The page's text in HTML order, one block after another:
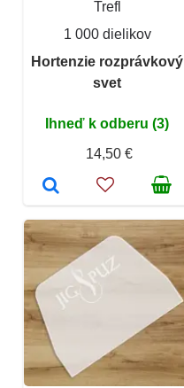
Trefl
1 000 dielikov
Hortenzie rozprávkový
svet
Ihneď k odberu (3)
14,50 €